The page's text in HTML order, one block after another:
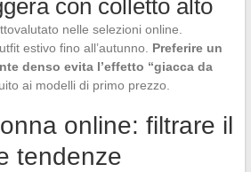
con colletto alto
nelle selezioni online.
estivo fino all’autunno. Preferire un
denso evita l’effetto “giacca da
ai modelli di primo prezzo.
online: filtrare il
tendenze